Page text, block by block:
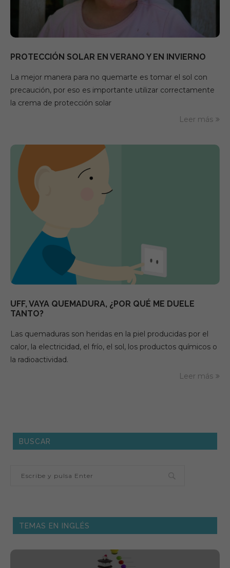
PROTECCIÓN SOLAR EN VERANO Y EN INVIERNO
La mejor manera para no quemarte es tomar el sol con
precaución, por eso es importante utilizar correctamente
la crema de protección solar
Leer más
UFF, VAYA QUEMADURA, ¿POR QUÉ ME DUELE
TANTO?
Las quemaduras son heridas en la piel producidas por el
calor, la electricidad, el frío, el sol, los productos químicos o
la radioactividad.
Leer más
BUSCAR
TEMAS EN INGLÉS